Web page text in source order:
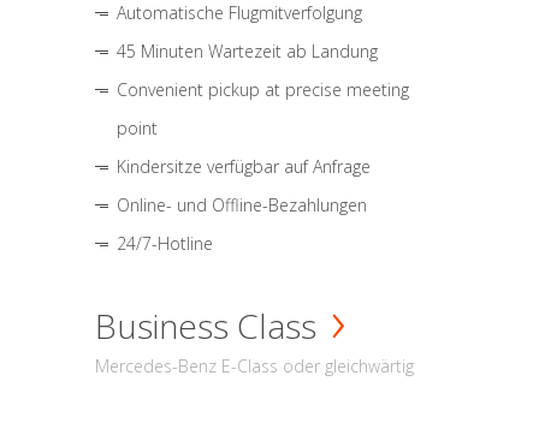
Automatische Flugmitverfolgung
45 Minuten Wartezeit ab Landung
Convenient pickup at precise meeting
point
Kindersitze verfügbar auf Anfrage
Online- und Offline-Bezahlungen
24/7-Hotline
Business Class
Mercedes-Benz E-Class oder gleichwärtig